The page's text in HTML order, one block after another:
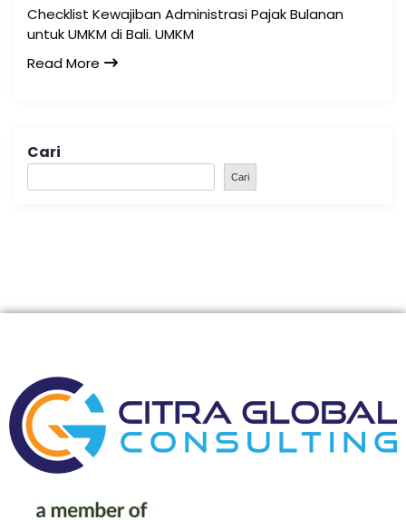
Checklist Kewajiban Administrasi Pajak Bulanan
untuk UMKM di Bali. UMKM
Read More
Cari
Cari